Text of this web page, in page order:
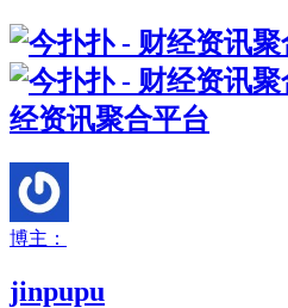
经资讯聚合平台
博主：
jinpupu